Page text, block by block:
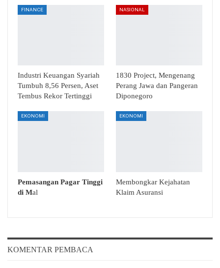
FINANCE
Industri Keuangan Syariah
Tumbuh 8,56 Persen, Aset
Tembus Rekor Tertinggi
NASIONAL
1830 Project, Mengenang
Perang Jawa dan Pangeran
Diponegoro
EKONOMI
Pemasangan Pagar Tinggi
di Mal
EKONOMI
Membongkar Kejahatan
Klaim Asuransi
KOMENTAR PEMBACA